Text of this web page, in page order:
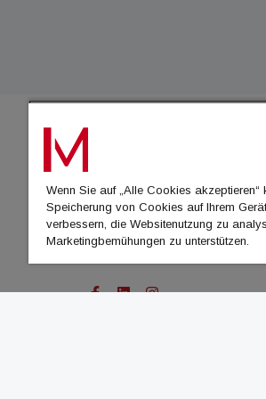
Wenn Sie auf „Alle Cookies akzeptieren“
Speicherung von Cookies auf Ihrem
verbessern, die Websitenutzung zu
Marketingbemühungen zu unterstützen.